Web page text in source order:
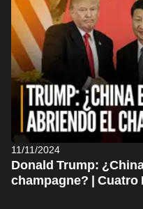
11/11/2024
Donald Trump:
champagne? | Cuatro